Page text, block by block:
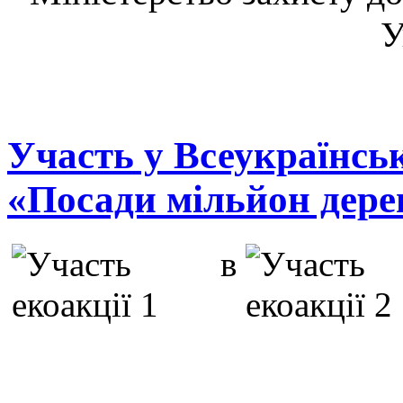
Участь у
«Посади мільйон